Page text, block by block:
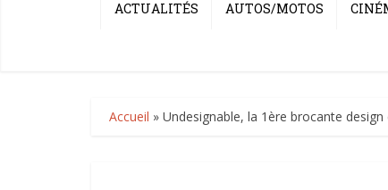
ACTUALITÉS AUTOS/MOTOS
Accueil » Undesignable, la 1ère brocante design